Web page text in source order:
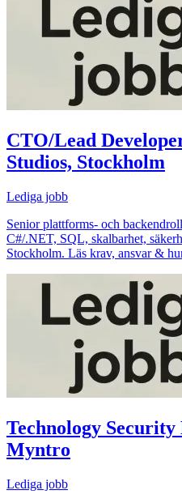
CTO/Lead
Studios, Stockholm
Lediga jobb
Senior plattforms- och
C#/.NET, SQL, skalbarhet,
Stockholm. Läs krav, ansvar &
Technology
Myntro
Lediga jobb